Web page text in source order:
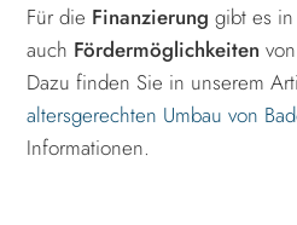
Für die Finanzierung gibt es
auch Fördermöglichkeiten
Dazu finden Sie in unserem
altersgerechten Umbau von
Informationen.